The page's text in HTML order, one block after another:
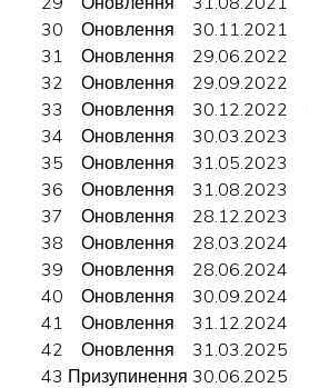
30
Оновлення 30.11.2021
31
Оновлення 29.06.2022
32
Оновлення 29.09.2022
33
Оновлення 30.12.2022
34
Оновлення 30.03.2023
35
Оновлення 31.05.2023
36
Оновлення 31.08.2023
37
Оновлення 28.12.2023
38
Оновлення 28.03.2024
39
Оновлення 28.06.2024
40
Оновлення 30.09.2024
41
Оновлення 31.12.2024
42
Оновлення 31.03.2025
43 Призупинення 30.06.2025